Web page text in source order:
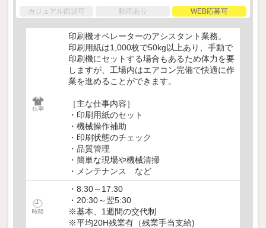
カジュアル面談可 動画あり WEB応募可
印刷機オペレーターのアシスタント業務。
印刷用紙は1,000枚で50kg以上あり、手動で
印刷機にセットする場合もあるため体力を要
しますが、工場内はエアコン完備で快適に作
業を進めることができます。
［主な仕事内容］
・印刷用紙のセット
・機械操作補助
・印刷状態のチェック
・品質管理
・簡単な現場や機械清掃
・メンテナンス など
・8:30～17:30
・20:30～翌5:30
※基本、1週間の交代制
※平均20H残業有（残業手当支給)